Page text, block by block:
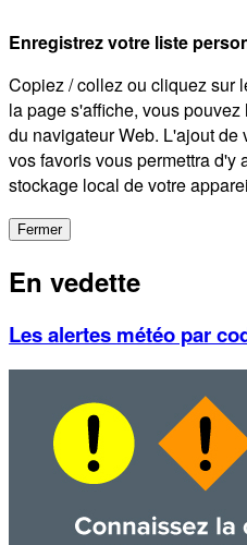
Enregistrez votre liste
Copiez / collez ou cliquez sur
la page s'affiche, vous
du navigateur Web. L'ajout
vos favoris vous permettra d'y
stockage local de votre
Fermer
En vedette
Les alertes météo par